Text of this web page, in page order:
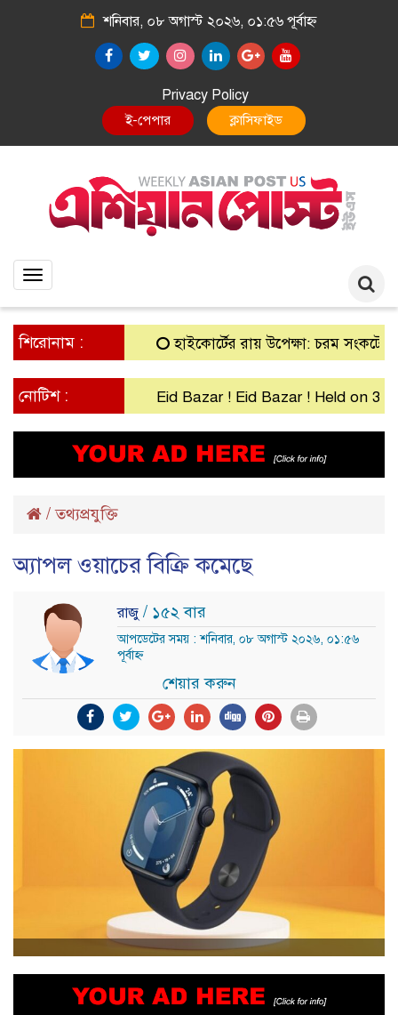
শনিবার, ০৮ অগাস্ট ২০২৬, ০১:৫৬ পূর্বাহ্ন
Privacy Policy
ই-পেপার ক্লাসিফাইড
Toggle
শিরোনাম : হাইকোর্টের রায় উপেক্ষা: চরম সংকটে
নোটিশ : Eid Bazar ! Eid Bazar ! Held on 30th
/তথ্যপ্রযুক্তি
অ্যাপল ওয়াচের বিক্রি কমেছে
রাজু / ১৫২ বার
আপডেটের সময় : শনিবার, ০৮ অগাস্ট ২০২৬, ০১:৫৬
পূর্বাহ্ন
শেয়ার করুন